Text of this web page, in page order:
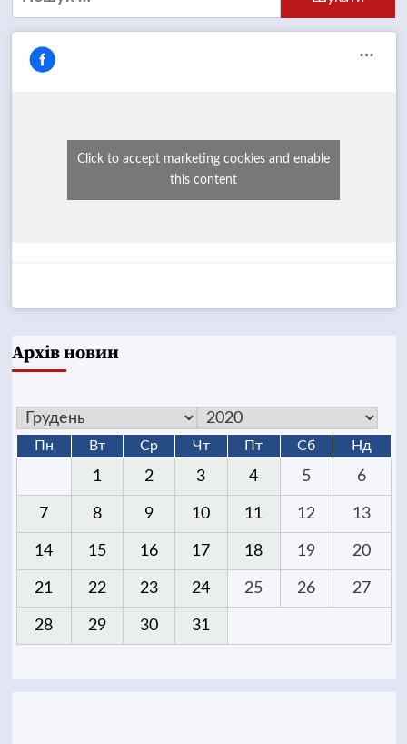
Click to accept marketing cookies and enable
this content
Архів новин
Пн Вт Ср Чт Пт Сб Нд
1 2 3 4 5 6
7 8 9 10 11 12 13
14 15 16 17 18 19 20
21 22 23 24 25 26 27
28 29 30 31